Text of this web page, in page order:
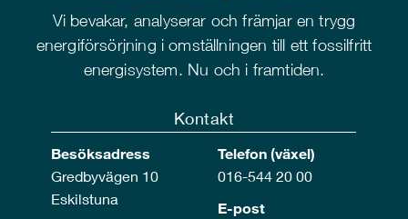
Vi bevakar, analyserar och främjar en trygg
energiförsörjning i omställningen till ett fossilfritt
energisystem. Nu och i framtiden.
Kontakt
Besöksadress
Gredbyvägen 10
Eskilstuna
Telefon (växel)
016-544 20 00
E-post